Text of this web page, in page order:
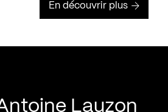
En découvrir plus
Lauzon